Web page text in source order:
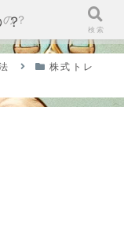
？
株式トレ
？
検索